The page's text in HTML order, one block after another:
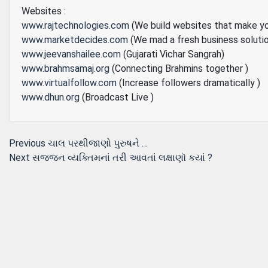
Websites :
www.rajtechnologies.com (We build websites that make
www.marketdecides.com (We mad a fresh business
www.jeevanshailee.com (Gujarati Vichar Sangrah)
www.brahmsamaj.org (Connecting Brahmins together )
www.virtualfollow.com (Increase followers dramatically )
www.dhun.org (Broadcast Live )
Post
Previous Previous
post:
ચાલ પરથીજાણો પુરુષને …
Next Next
સજજન વ્યક્તિમનાં તરી આવતાં લક્ષાણૉ કયાં ?